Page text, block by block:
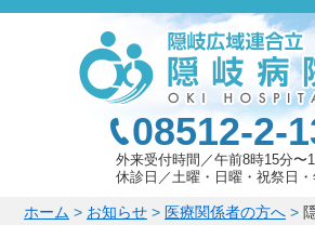
このページの本文へ
08512-2-
外来受付時間
午前8時15分〜
休診日
土曜・日曜・祝祭日
こ
ホーム > お知らせ > 医療関係者の方へ >